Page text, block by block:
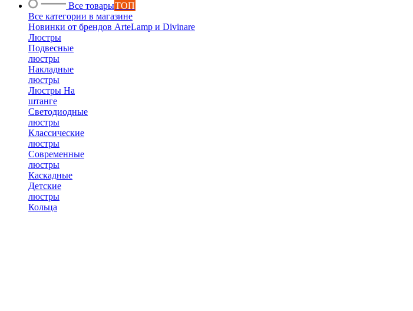
Все товарыТОП
Все категории в магазине
Новинки от брендов ArteLamp и Divinare
Люстры
Подвесные
люстры
Накладные
люстры
Люстры На
штанге
Светодиодные
люстры
Классические
люстры
Современные
люстры
Каскадные
Детские
люстры
Кольца